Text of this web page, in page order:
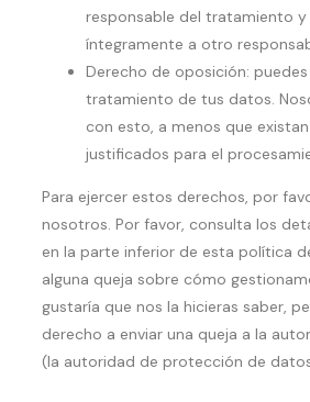
responsable del tratamiento y
íntegramente a otro
Derecho de oposición:
tratamiento de tus datos.
con esto, a menos que
justificados para el
Para ejercer estos derechos, por
nosotros. Por favor, consulta los
en la parte inferior de esta política
alguna queja sobre cómo
gustaría que nos la hicieras saber,
derecho a enviar una queja a la
(la autoridad de protección de